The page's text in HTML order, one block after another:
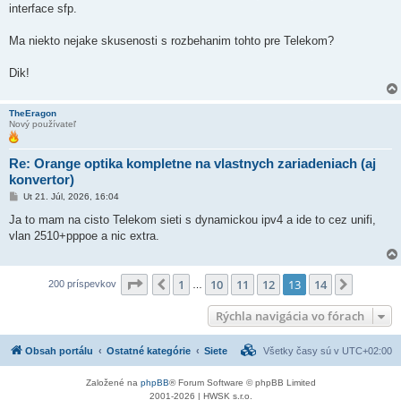
interface sfp.
Ma niekto nejake skusenosti s rozbehanim tohto pre Telekom?
Dik!
TheEragon
Nový používateľ
Re: Orange optika kompletne na vlastnych zariadeniach (aj
konvertor)
P
í
p
Ut 21. Júl, 2026, 16:04
Ja to mam na cisto Telekom sieti s dynamickou ipv4 a ide to cez unifi,
vlan 2510+pppoe a nic extra.
200 príspevkov Strana 13z 14
Predchádzajúci
1 … 10 11 12 13 14
Rýchla navigácia vo fórach
Obsah portálu Ostatné kategórie Siete Všetky časy sú v UTC+02:00
Založené na phpBB® Forum Software © phpBB Limited
2001-2026 | HWSK s.r.o.